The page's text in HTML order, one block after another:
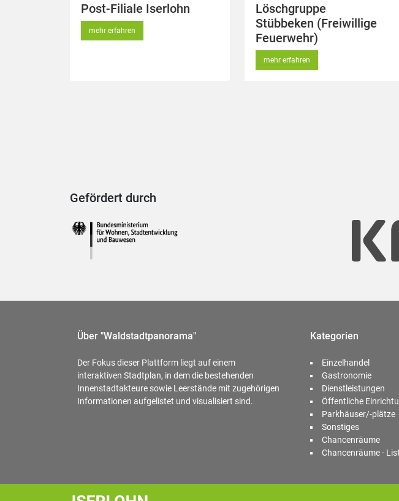
Post-Filiale Iserlohn
mehr erfahren
Löschgruppe
Stübbeken (Freiwillige
Feuerwehr)
mehr erfahren
Gefördert durch
Über "Waldstadtpanorama"
Der Fokus dieser Plattform liegt auf einem
interaktiven Stadtplan, in dem die bestehenden
Innenstadtakteure sowie Leerstände mit zugehörigen
Informationen aufgelistet und visualisiert sind.
Kategorien
Einzelhandel
Gastronomie
Dienstleistungen
Öffentliche
Parkhäuser/-plätze
Sonstiges
Chancenräume
Chancenräume -